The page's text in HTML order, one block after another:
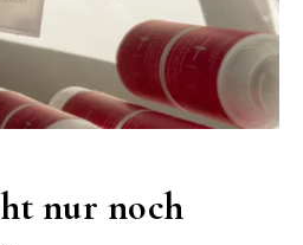
nur noch